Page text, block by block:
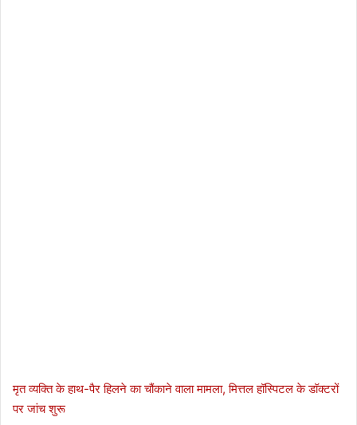
मृत व्यक्ति के हाथ-पैर हिलने का चौंकाने वाला मामला, मित्तल हॉस्पिटल के डॉक्टरों
पर जांच शुरू